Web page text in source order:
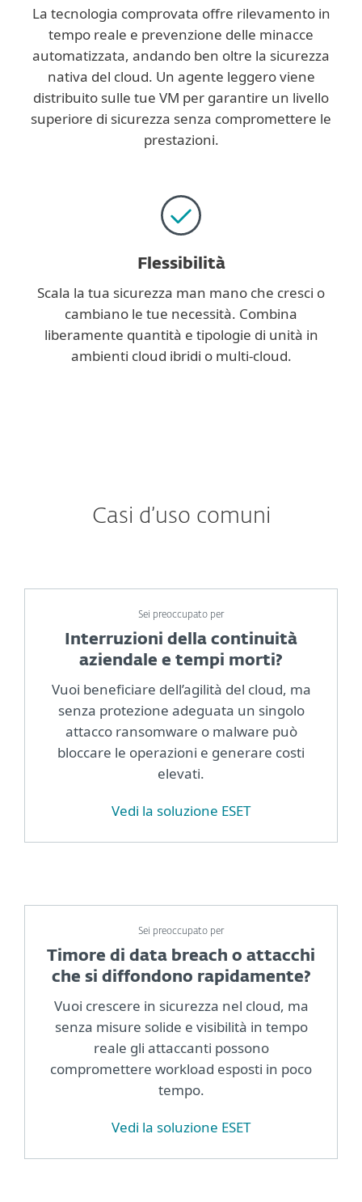
La tecnologia comprovata offre rilevamento in
tempo reale e prevenzione delle minacce
automatizzata, andando ben oltre la sicurezza
nativa del cloud. Un agente leggero viene
distribuito sulle tue VM per garantire un livello
superiore di sicurezza senza compromettere le
prestazioni.
Flessibilità
Scala la tua sicurezza man mano che cresci o
cambiano le tue necessità. Combina
liberamente quantità e tipologie di unità in
ambienti cloud ibridi o multi‑cloud.
Casi d’uso comuni
Sei preoccupato per
Interruzioni della continuità
aziendale e tempi morti?
Vuoi beneficiare dell’agilità del cloud, ma
senza protezione adeguata un singolo
attacco ransomware o malware può
bloccare le operazioni e generare costi
elevati.
Vedi la soluzione ESET
Sei preoccupato per
Timore di data breach o attacchi
che si diffondono rapidamente?
Vuoi crescere in sicurezza nel cloud, ma
senza misure solide e visibilità in tempo
reale gli attaccanti possono
compromettere workload esposti in poco
tempo.
Vedi la soluzione ESET